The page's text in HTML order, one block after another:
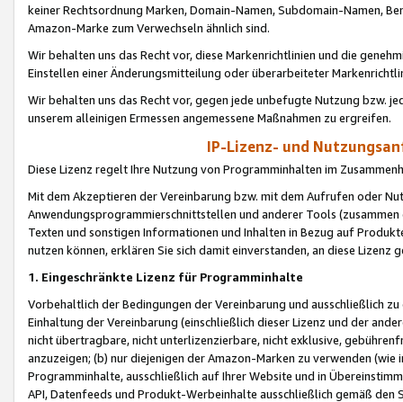
keiner Rechtsordnung Marken, Domain-Namen, Subdomain-Namen,
Amazon-Marke zum Verwechseln ähnlich sind.
Wir behalten uns das Recht vor, diese Markenrichtlinien und die
Einstellen einer Änderungsmitteilung oder überarbeiteter
Wir behalten uns das Recht vor, gegen jede unbefugte Nutzung bzw.
unserem alleinigen Ermessen angemessene Maßnahmen zu ergreifen.
IP-Lizenz- und
Diese Lizenz regelt Ihre Nutzung von Programminhalten im
Mit dem Akzeptieren der Vereinbarung bzw. mit dem Aufrufen oder
Anwendungsprogrammierschnittstellen und anderer Tools (zusammen
Texten und sonstigen Informationen und Inhalten in Bezug auf
nutzen können, erklären Sie sich damit einverstanden, an diese Lizenz
1. Eingeschränkte Lizenz für Programminhalte
Vorbehaltlich der Bedingungen der Vereinbarung und ausschließlich
Einhaltung der Vereinbarung (einschließlich dieser Lizenz und der
nicht übertragbare, nicht unterlizenzierbare, nicht exklusive,
anzuzeigen; (b) nur diejenigen der Amazon-Marken zu verwenden
Programminhalte, ausschließlich auf Ihrer Website und in
API, Datenfeeds und Produkt-Werbeinhalte ausschließlich gemäß